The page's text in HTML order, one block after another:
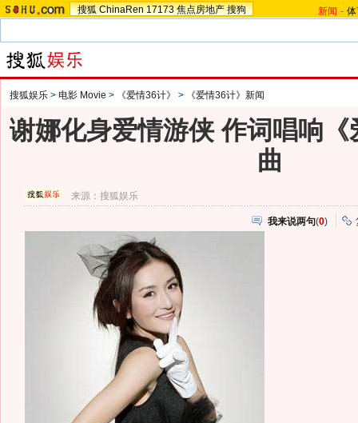
搜狐 ChinaRen 17173 焦点房地产 搜狗 新闻 -
搜狐娱乐 > 电影 Movie > 《爱情36计》 > 《爱情36计》新闻
谢娜化身爱情游侠 作词唱响
曲
来源：搜狐娱乐
我来说两句(0)